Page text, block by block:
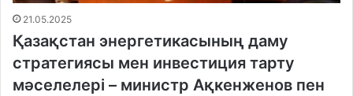
21.05.2025
Қазақстан энергетикасының даму
стратегиясы мен инвестиция тарту
мәселелері – министр Ақкенженов пен